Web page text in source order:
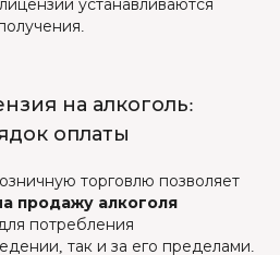
устанавливаются
на алкоголь:
оплаты
торговлю позволяет
продажу алкоголя
потребления
так и за его пределами.